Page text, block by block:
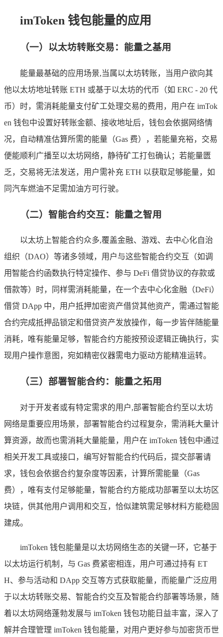
imToken 钱包能量的应用
（一）以太坊转账交易：能量之基用
能量最基础的应用场景,当属以太坊转账，当用户欲向其
他以太坊地址转账 ETH 或基于以太坊的代币（如 ERC - 20 代
币）时，需消耗能量支付矿工处理交易的费用，用户在 imTok
en 钱包中设置好转账金额、接收地址后，钱包会依据网络情
况，自动精准估算所需的能量（Gas 费），若能量充裕，交易
便能顺利广播至以太坊网络，静待矿工打包确认；若能量匮
乏，交易将无法发送，用户需补充 ETH 以获取足够能量，如
同汽车燃油不足需加油方可行驶。
（二）智能合约交互：能量之智用
以太坊上智能合约众多,覆盖金融、游戏、去中心化自治
组织（DAO）等诸多领域，用户与这些智能合约交互（如调
用智能合约函数执行特定操作、参与 DeFi 借贷协议的存款或
借款等）时，同样需消耗能量，在一个去中心化金融（DeFi）
借贷 DApp 中，用户抵押加密资产借贷其他资产，需通过智能
合约完成抵押品锁定和借贷资产发放操作，每一步皆伴随能量
消耗，唯有能量足够，智能合约方能按预设逻辑正确执行，实
现用户操作意图，宛如精密仪器需电力驱动方能精准运转。
（三）部署智能合约：能量之拓用
对于开发者或有特定需求的用户,部署智能合约至以太坊
网络是重要应用场景，部署智能合约过程复杂，需消耗大量计
算资源，故而也需消耗大量能量，用户在 imToken 钱包中通过
相关开发工具或接口，编写好智能合约代码后，提交部署请
求，钱包会依据合约复杂度等因素，计算所需能量（Gas
费），唯有支付足够能量，智能合约方能成功部署至以太坊区
块链，供其他用户调用和交互，恰似建筑需足够材料方能稳固
建成。
imToken 钱包能量是以太坊网络生态的关键一环，它基于
以太坊运行机制，与 Gas 费紧密相连，用户可通过持有 ET
H、参与活动和 DApp 交互等方式获取能量，而能量广泛应用
于以太坊转账交易、智能合约交互及智能合约部署等场景，随
着以太坊网络蓬勃发展与 imToken 钱包功能日益丰富，深入了
解并合理管理 imToken 钱包能量，对用户更好参与加密货币世